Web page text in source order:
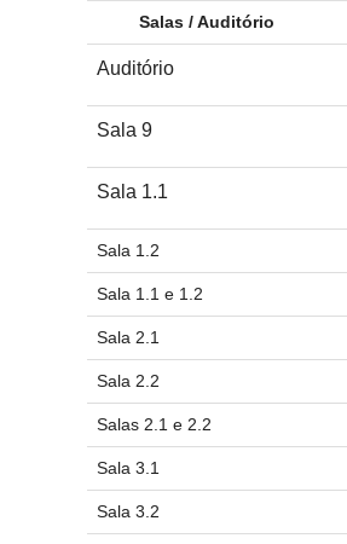
Salas / Auditório
Auditório
Sala 9
Sala 1.1
Sala 1.2
Sala 1.1 e 1.2
Sala 2.1
Sala 2.2
Salas 2.1 e 2.2
Sala 3.1
Sala 3.2